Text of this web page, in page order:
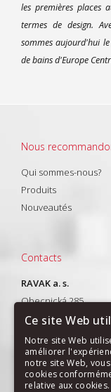
les premières places
termes de design.
sommes aujourd'hui
de bains d'Europe
Nous
Qui sommes-nous?
Produits
Nouveautés
Contacts
RAVAK a. s.
Obecnická 285
261 01 Příbram I
T: +420 318 427 288
E-mail:
Ce site Web
Notre site Web
améliorer
notre site Web,
cookies
relative aux cookies.